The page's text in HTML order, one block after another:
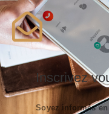
Inscrivez
Soyez informés